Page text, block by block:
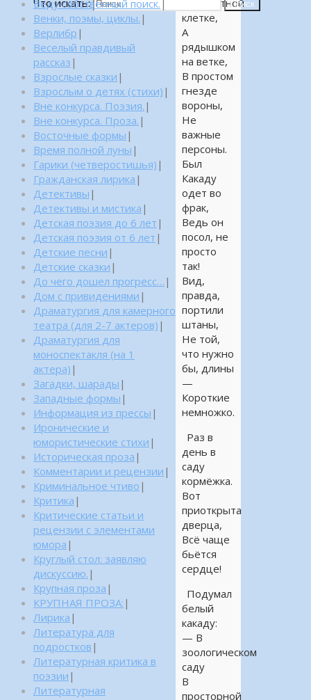
Что искать: Поиск
комфортной
клетке,
А
рядышком
на ветке,
В простом
гнезде
вороны,
Не
важные
персоны.
Был
Какаду
одет во
фрак,
Ведь он
посол, не
просто
так!
Вид,
правда,
портили
штаны,
Не той,
что нужно
бы, длины
—
Короткие
немножко.
Раз в
день в
саду
кормёжка.
Вот
приоткрыта
дверца,
Всё чаще
бьётся
сердце!
Подумал
белый
какаду:
— В
зоологическом
саду
В
просторной
Веду собственный поиск. |
Венки, поэмы, циклы. |
Верлибр |
Веселый правдивый
рассказ |
Взрослые сказки |
Взрослым о детях (стихи) |
Вне конкурса. Поэзия. |
Вне конкурса. Проза. |
Восточные формы |
Время полной луны |
Гарики (четверостишья) |
Гражданская лирика |
Детективы |
Детективы и мистика |
Детская поэзия до 6 лет |
Детская поэзия от 6 лет |
Детские песни |
Детские сказки |
До чего дошел прогресс… |
Дом с привидениями |
Драматургия для камерного
театра (для 2-7 актеров) |
Драматургия для
моноспектакля (на 1
актера) |
Загадки, шарады |
Западные формы |
Информация из прессы |
Иронические и
юмористические стихи |
Историческая проза |
Комментарии и рецензии |
Криминальное чтиво |
Критика |
Критические статьи и
рецензии с элементами
юмора |
Круглый стол: заявляю
дискуссию. |
Крупная проза |
КРУПНАЯ ПРОЗА: |
Лирика |
Литература для
подростков |
Литературная критика в
поэзии |
Литературная